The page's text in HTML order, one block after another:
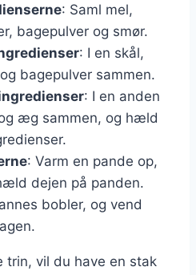
: Saml mel,
bagepulver og smør.
: I en skål,
bagepulver sammen.
: I en anden
æg sammen, og hæld
: Varm en pande op,
dejen på panden.
bobler, og vend
trin, vil du have en stak